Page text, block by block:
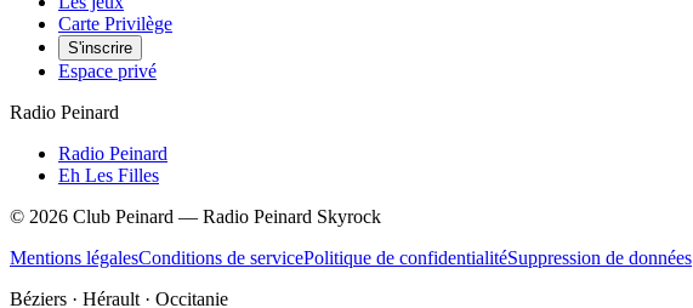
Carte Privilège
S'inscrire
Espace privé
Radio Peinard
Radio Peinard
Eh Les Filles
© 2026 Club Peinard — Radio Peinard Skyrock
Mentions légalesConditions de servicePolitique de confidentialitéSuppression de données
Béziers · Hérault · Occitanie